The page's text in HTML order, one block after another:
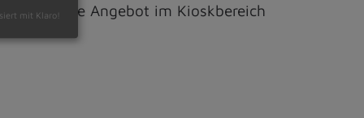
vielfältige Angebot im Kioskbereich
mit Klaro!